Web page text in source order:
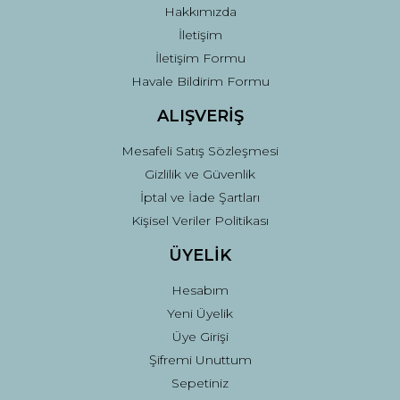
Hakkımızda
İletişim
İletişim Formu
Havale Bildirim Formu
ALIŞVERİŞ
Mesafeli Satış Sözleşmesi
Gizlilik ve Güvenlik
İptal ve İade Şartları
Kişisel Veriler Politikası
ÜYELİK
Hesabım
Yeni Üyelik
Üye Girişi
Şifremi Unuttum
Sepetiniz